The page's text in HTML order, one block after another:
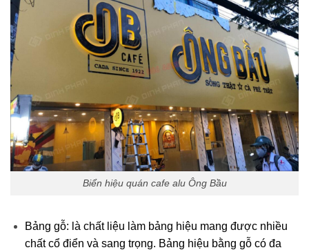
Biển hiệu quán cafe alu Ông Bầu
Bảng gỗ: là chất liệu làm bảng hiệu mang được nhiều
chất cổ điển và sang trọng. Bảng hiệu bằng gỗ có đa